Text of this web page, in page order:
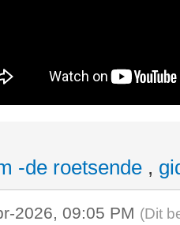
-de roetsende ,
2026, 09:05 PM (Dit